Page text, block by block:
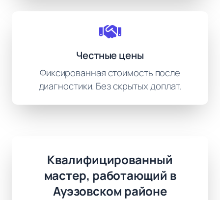
Честные цены
Фиксированная стоимость после
диагностики. Без скрытых доплат.
Квалифицированный
мастер, работающий в
Ауэзовском районе